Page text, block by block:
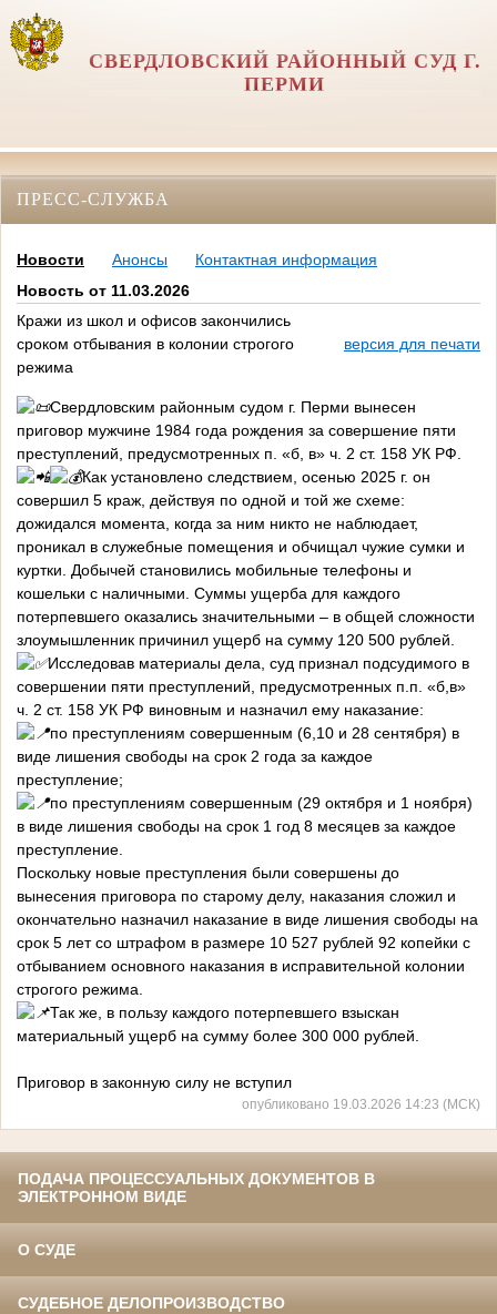
СВЕРДЛОВСКИЙ РАЙОННЫЙ СУД Г.
ПЕРМИ
ПРЕСС-СЛУЖБА
Новости Анонсы
Контактная информация
Новость от 11.03.2026
Кражи из школ и офисов закончились
сроком отбывания в колонии строгого
режима
версия для печати
Свердловским районным судом г. Перми вынесен
приговор мужчине 1984 года рождения за совершение пяти
преступлений, предусмотренных п. «б, в» ч. 2 ст. 158 УК РФ.
Как установлено следствием, осенью 2025 г. он
совершил 5 краж, действуя по одной и той же схеме:
дожидался момента, когда за ним никто не наблюдает,
проникал в служебные помещения и обчищал чужие сумки и
куртки. Добычей становились мобильные телефоны и
кошельки с наличными. Суммы ущерба для каждого
потерпевшего оказались значительными – в общей сложности
злоумышленник причинил ущерб на сумму 120 500 рублей.
Исследовав материалы дела, суд признал подсудимого в
совершении пяти преступлений, предусмотренных п.п. «б,в»
ч. 2 ст. 158 УК РФ виновным и назначил ему наказание:
по преступлениям совершенным (6,10 и 28 сентября) в
виде лишения свободы на срок 2 года за каждое
преступление;
по преступлениям совершенным (29 октября и 1 ноября)
в виде лишения свободы на срок 1 год 8 месяцев за каждое
преступление.
Поскольку новые преступления были совершены до
вынесения приговора по старому делу, наказания сложил и
окончательно назначил наказание в виде лишения свободы на
срок 5 лет со штрафом в размере 10 527 рублей 92 копейки с
отбыванием основного наказания в исправительной колонии
строгого режима.
Так же, в пользу каждого потерпевшего взыскан
материальный ущерб на сумму более 300 000 рублей.
Приговор в законную силу не вступил
опубликовано 19.03.2026 14:23 (МСК)
ПОДАЧА ПРОЦЕССУАЛЬНЫХ ДОКУМЕНТОВ В
ЭЛЕКТРОННОМ ВИДЕ
О СУДЕ
СУДЕБНОЕ ДЕЛОПРОИЗВОДСТВО